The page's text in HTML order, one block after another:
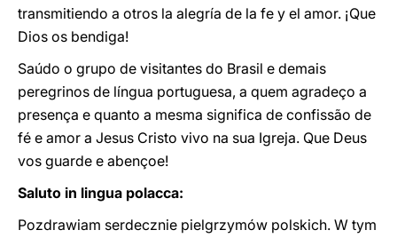
transmitiendo a otros la alegría de la fe y el amor. ¡Que
Dios os bendiga!
Saúdo o grupo de visitantes do Brasil e demais
peregrinos de língua portuguesa, a quem agradeço a
presença e quanto a mesma significa de confissão de
fé e amor a Jesus Cristo vivo na sua Igreja. Que Deus
vos guarde e abençoe!
Saluto in lingua polacca:
Pozdrawiam serdecznie pielgrzymów polskich. W tym